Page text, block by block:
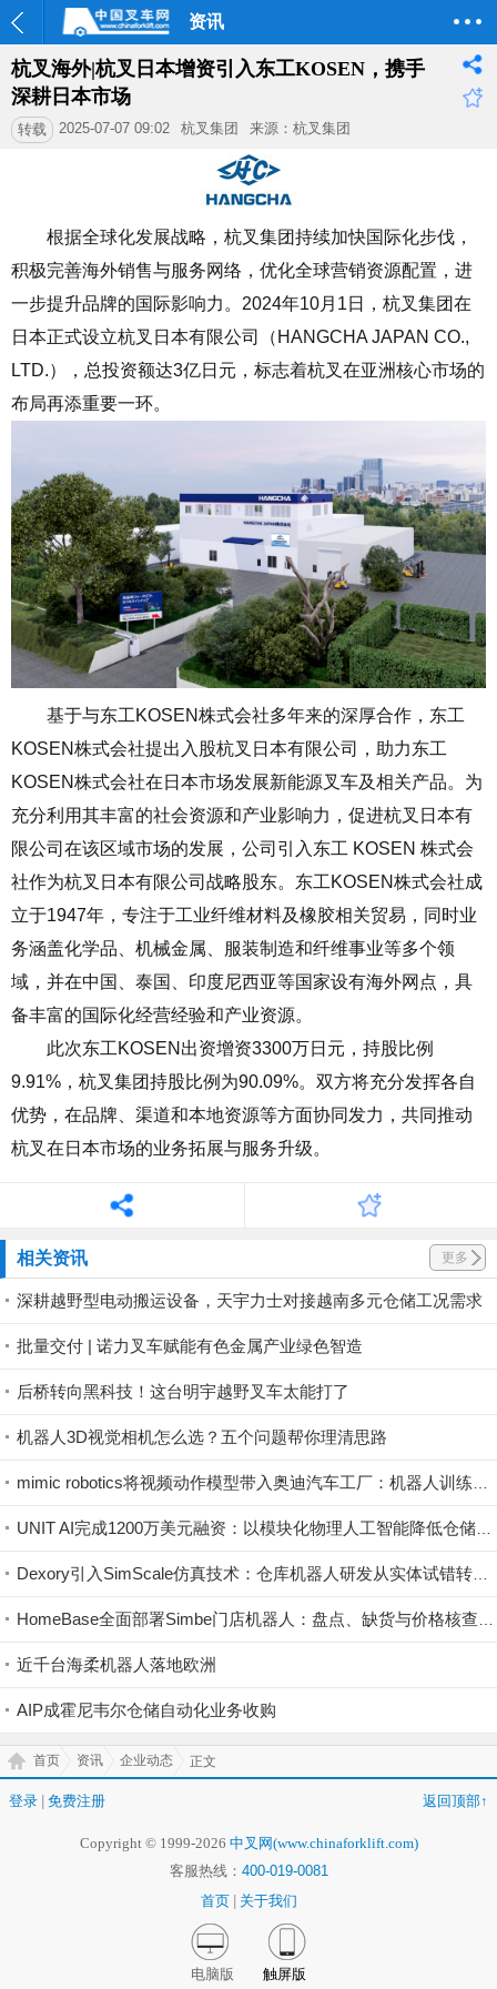
资讯
杭叉海外|杭叉日本增资引入东工KOSEN，携手
深耕日本市场
转载 2025-07-07 09:02 杭叉集团 来源：杭叉集团
根据全球化发展战略，杭叉集团持续加快国际化步伐，
积极完善海外销售与服务网络，优化全球营销资源配置，进
一步提升品牌的国际影响力。2024年10月1日，杭叉集团在
日本正式设立杭叉日本有限公司（HANGCHA JAPAN CO.,
LTD.），总投资额达3亿日元，标志着杭叉在亚洲核心市场的
布局再添重要一环。
基于与东工KOSEN株式会社多年来的深厚合作，东工
KOSEN株式会社提出入股杭叉日本有限公司，助力东工
KOSEN株式会社在日本市场发展新能源叉车及相关产品。为
充分利用其丰富的社会资源和产业影响力，促进杭叉日本有
限公司在该区域市场的发展，公司引入东工 KOSEN 株式会
社作为杭叉日本有限公司战略股东。东工KOSEN株式会社成
立于1947年，专注于工业纤维材料及橡胶相关贸易，同时业
务涵盖化学品、机械金属、服装制造和纤维事业等多个领
域，并在中国、泰国、印度尼西亚等国家设有海外网点，具
备丰富的国际化经营经验和产业资源。
此次东工KOSEN出资增资3300万日元，持股比例
9.91%，杭叉集团持股比例为90.09%。双方将充分发挥各自
优势，在品牌、渠道和本地资源等方面协同发力，共同推动
杭叉在日本市场的业务拓展与服务升级。
相关资讯 更多
深耕越野型电动搬运设备，天宇力士对接越南多元仓储工况需求
批量交付 | 诺力叉车赋能有色金属产业绿色智造
后桥转向黑科技！这台明宇越野叉车太能打了
机器人3D视觉相机怎么选？五个问题帮你理清思路
近千台海柔机器人落地欧洲
AIP成霍尼韦尔仓储自动化业务收购
首页 资讯 企业动态 正文
登录 免费注册 返回顶部↑
Copyright © 1999-2026 中叉网(www.chinaforklift.com)
客服热线： 400-019-0081
首页
关于我们
电脑版 触屏版